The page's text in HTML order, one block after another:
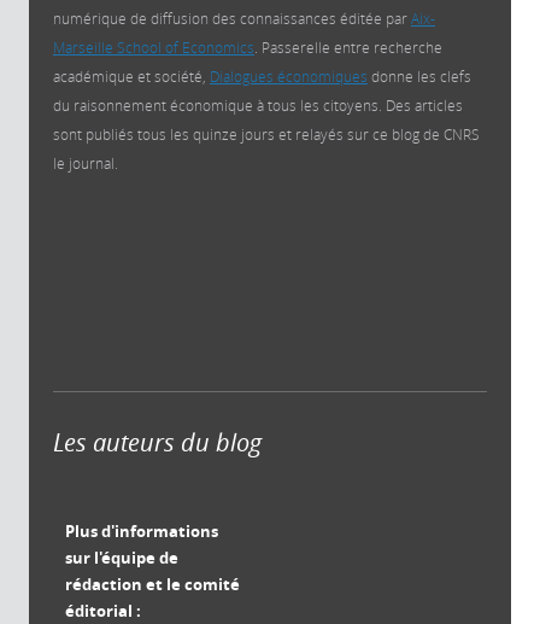
numérique de diffusion des connaissances éditée parAix-
Marseille School of Economics . Passerelle entre recherche
académique et société, Dialogues économiques donne les clefs
du raisonnement économique à tous les citoyens. Des articles
sont publiés tous les quinze jours et relayés sur ce blog de CNRS
le journal.
Les auteurs du blog
Plus d'informations
sur l'équipe de
rédaction et le comité
éditorial :